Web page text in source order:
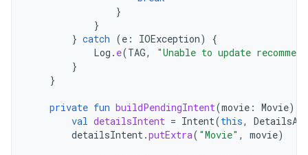
}
}
} catch (e : IOException)
{
Log . e(TAG,
"Unable to update
}
}
private fun buildPendingIntent(movie : Movie):
val detailsIntent = Intent(this,
detailsIntent.putExtra( "Movie" , movie)